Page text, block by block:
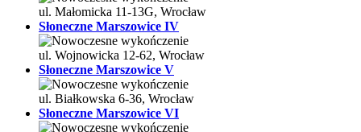
ul. Małomicka 11-13G, Wrocław
Słoneczne Marszowice IV
ul. Wojnowicka 12-62, Wrocław
Słoneczne Marszowice V
ul. Białkowska 6-36, Wrocław
Słoneczne Marszowice VI